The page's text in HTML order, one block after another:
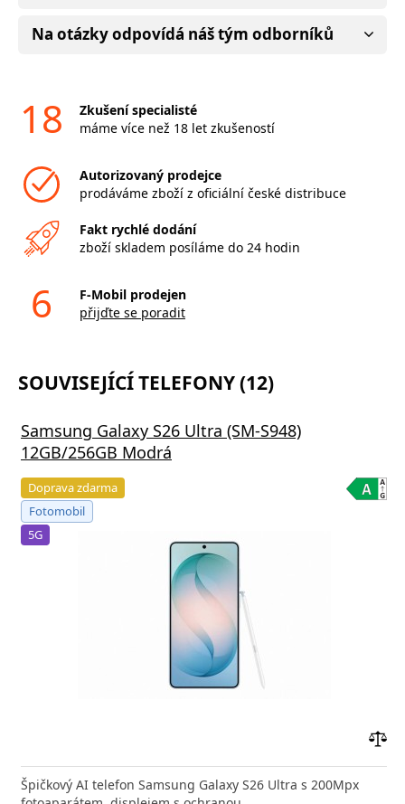
Na otázky odpovídá náš tým odborníků
18
Zkušení specialisté
máme více než 18 let zkušeností
Autorizovaný prodejce
prodáváme zboží z oficiální české distribuce
Fakt rychlé dodání
zboží skladem posíláme do 24 hodin
6
F-Mobil prodejen
přijďte se poradit
SOUVISEJÍCÍ TELEFONY (12)
Samsung Galaxy S26 Ultra (SM-S948)
12GB/256GB Modrá
Doprava zdarma
Fotomobil
5G
Špičkový AI telefon Samsung Galaxy S26 Ultra s 200Mpx